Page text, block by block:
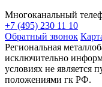
Многоканальный
+7 (495) 230 11 10
Обратный звонок
Региональная
исключительно
условиях не является
положениями гк РФ.